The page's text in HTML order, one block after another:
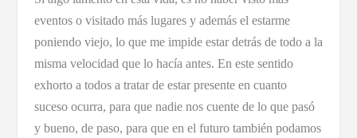
eventos o visitado más lugares y además el estarme
poniendo viejo, lo que me impide estar detrás de todo a la
misma velocidad que lo hacía antes. En este sentido
exhorto a todos a tratar de estar presente en cuanto
suceso ocurra, para que nadie nos cuente de lo que pasó
y bueno, de paso, para que en el futuro también podamos